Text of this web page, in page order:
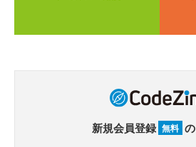
新規会員登録 無料